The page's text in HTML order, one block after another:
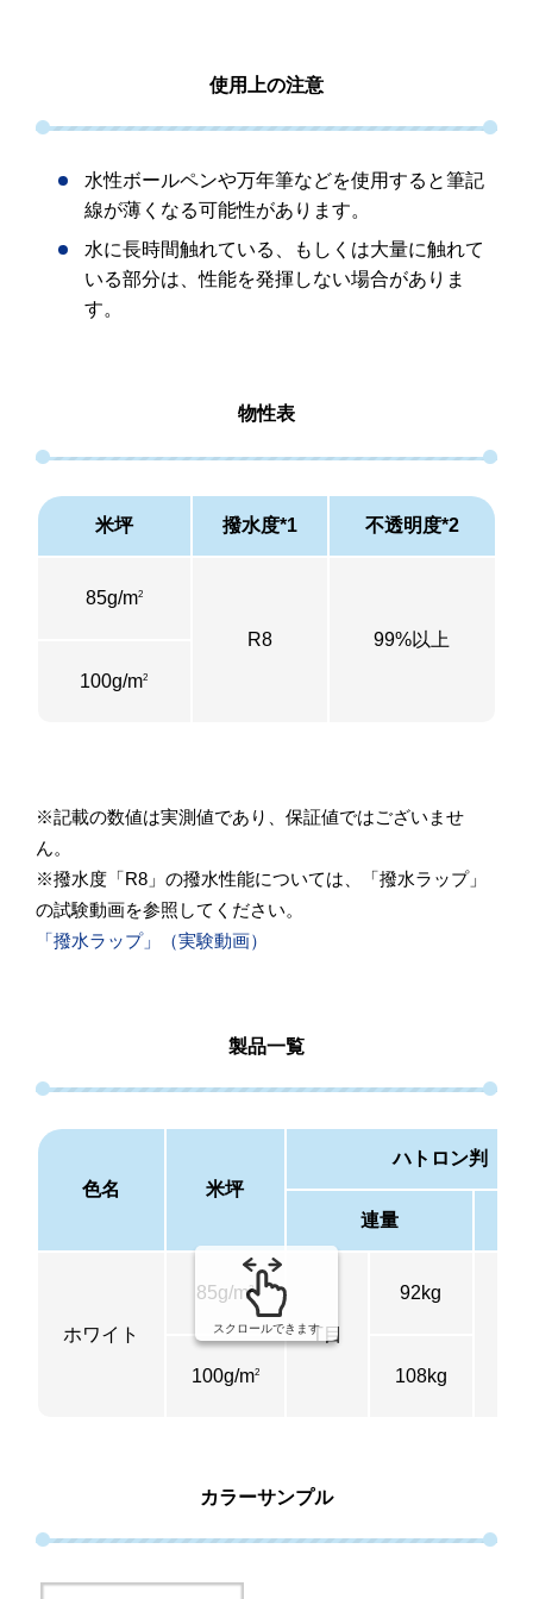
使用上の注意
水性ボールペンや万年筆などを使用すると筆記
線が薄くなる可能性があります。
水に長時間触れている、もしくは大量に触れて
いる部分は、性能を発揮しない場合がありま
す。
物性表
米坪 撥水度*1 不透明度*2
85g/m2
R8 99%以上
100g/m2
※記載の数値は実測値であり、保証値ではございませ
ん。
※撥水度「R8」の撥水性能については、「撥水ラップ」
の試験動画を参照してください。
「撥水ラップ」（実験動画）
製品一覧
色名 米坪
ハトロン判
連量
ホワイト
85g/m2
T目
92kg
100g/m2 108kg
スクロールできます
カラーサンプル